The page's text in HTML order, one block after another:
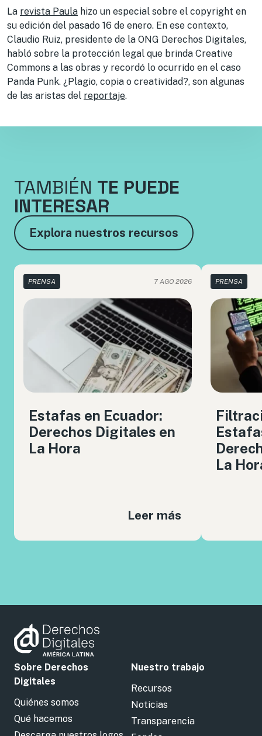
La revista Paula hizo un especial sobre el copyright en
su edición del pasado 16 de enero. En ese contexto,
Claudio Ruiz, presidente de la ONG Derechos Digitales,
habló sobre la protección legal que brinda Creative
Commons a las obras y recordó lo ocurrido en el caso
Panda Punk. ¿Plagio, copia o creatividad?, son algunas
de las aristas del reportaje.
TAMBIÉN TE PUEDE
INTERESAR
Explora nuestros recursos
PRENSA 7 AGO 2026
Estafas en Ecuador:
Derechos Digitales en
La Hora
Leer más
PRENSA
La
Sobre Derechos
Digitales
Quiénes somos
Qué hacemos
Nuestro trabajo
Recursos
Noticias
Transparencia